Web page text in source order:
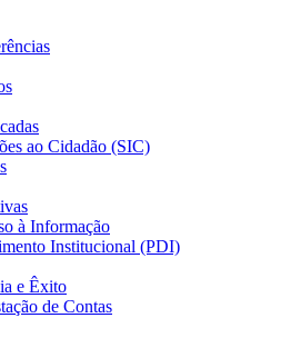
ao Cidadão (SIC)
à Informação
Institucional (PDI)
e Êxito
de Contas